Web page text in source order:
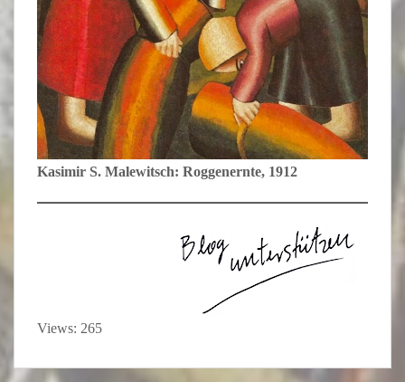
Kasimir S. Malewitsch: Roggenernte, 1912
Views: 265